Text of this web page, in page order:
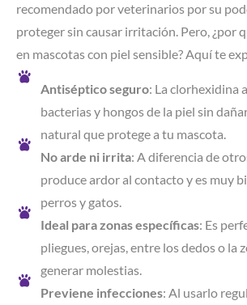
recomendado por veterinarios por su
proteger sin causar irritación. Pero, ¿por
en mascotas con piel sensible? Aquí te
Antiséptico seguro: La clorhexidina
bacterias y hongos de la piel sin
natural que protege a tu mascota.
No arde ni irrita: A diferencia de
produce ardor al contacto y es muy
perros y gatos.
Ideal para zonas específicas: Es
pliegues, orejas, entre los dedos o la
generar molestias.
Previene infecciones: Al usarlo